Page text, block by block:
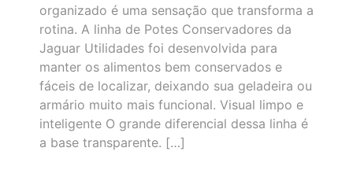
organizado é uma sensação que transforma a
rotina. A linha de Potes Conservadores da
Jaguar Utilidades foi desenvolvida para
manter os alimentos bem conservados e
fáceis de localizar, deixando sua geladeira ou
armário muito mais funcional. Visual limpo e
inteligente O grande diferencial dessa linha é
a base transparente. […]